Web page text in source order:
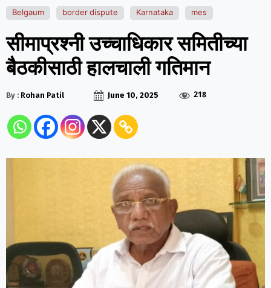
Belgaum
border dispute Karnataka mes
सीमाप्रश्नी उच्चाधिकार समितीच्या
बैठकीसाठी हालचाली गतिमान
By : Rohan Patil June 10, 2025 218